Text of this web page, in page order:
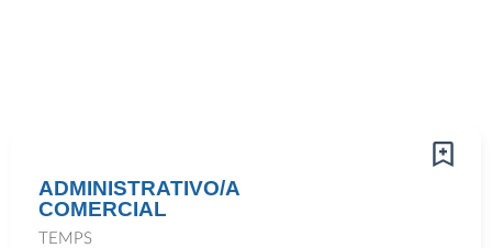
ADMINISTRATIVO/A
COMERCIAL
TEMPS